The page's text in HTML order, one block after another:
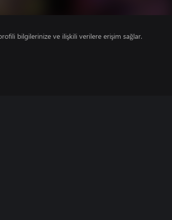
bilgilerinize ve ilişkili verilere erişim sağlar.